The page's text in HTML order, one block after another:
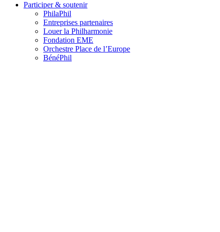
Participer & soutenir
PhilaPhil
Entreprises partenaires
Louer la Philharmonie
Fondation EME
Orchestre Place de l’Europe
BénéPhil